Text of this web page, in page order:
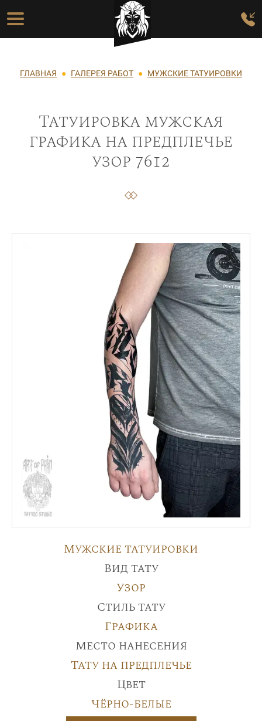
Перейти к основному содержанию
Основная навигация
Строка навигации
ГЛАВНАЯ ГАЛЕРЕЯ РАБОТ МУЖСКИЕ ТАТУИРОВКИ
Татуировка мужская
графика на предплечье
узор 7612
Мужские татуировки
Вид тату
Узор
Стиль тату
Графика
Место нанесения
Тату на предплечье
Цвет
Чёрно-белые